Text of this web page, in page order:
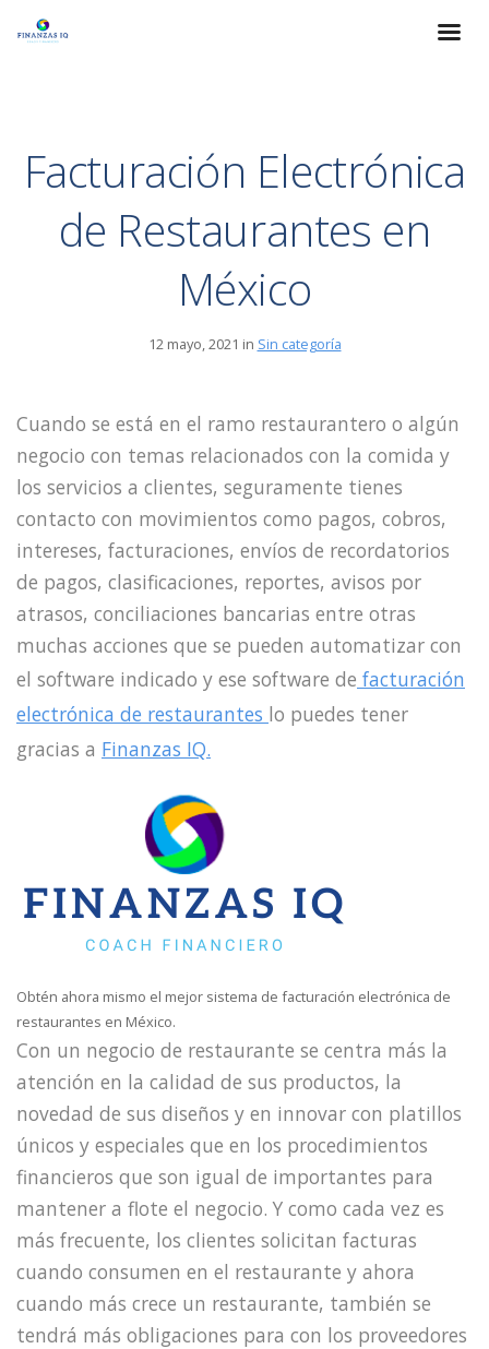
Facturación Electrónica
de Restaurantes en
México
12 mayo, 2021 in Sin categoría
Cuando se está en el ramo restaurantero o algún
negocio con temas relacionados con la comida y
los servicios a clientes, seguramente tienes
contacto con movimientos como pagos, cobros,
intereses, facturaciones, envíos de recordatorios
de pagos, clasificaciones, reportes, avisos por
atrasos, conciliaciones bancarias entre otras
muchas acciones que se pueden automatizar con
el software indicado y ese software de facturación
electrónica de restaurantes lo puedes tener
gracias a Finanzas IQ.
Obtén ahora mismo el mejor sistema de facturación electrónica de
restaurantes en México.
Con un negocio de restaurante se centra más la
atención en la calidad de sus productos, la
novedad de sus diseños y en innovar con platillos
únicos y especiales que en los procedimientos
financieros que son igual de importantes para
mantener a flote el negocio. Y como cada vez es
más frecuente, los clientes solicitan facturas
cuando consumen en el restaurante y ahora
cuando más crece un restaurante, también se
tendrá más obligaciones para con los proveedores